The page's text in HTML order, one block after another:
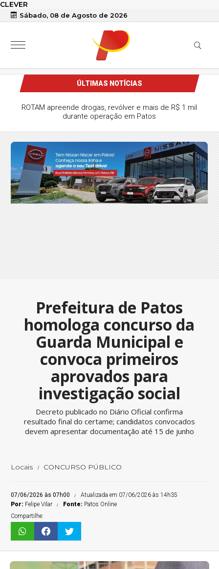
CLEVER
Sábado, 08 de Agosto de 2026
ÚLTIMAS NOTÍCIAS
Pai de jovem assassinado em Santa Terezinha busca ajuda
para construir nova casa após ter sido despejado
Prefeitura de Patos
homologa concurso da
Guarda Municipal e
convoca primeiros
aprovados para
investigação social
Decreto publicado no Diário Oficial confirma
resultado final do certame; candidatos convocados
devem apresentar documentação até 15 de junho
Locais CONCURSO PÚBLICO
07/06/2026 às 07h00
Atualizada em 07/06/2026 às 14h35
Por: Felipe Vilar Fonte: Patos Online
Compartilhe: